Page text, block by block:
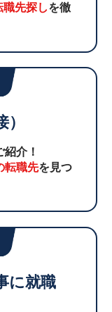
先探しを徹
介！
転職先を見つ
に就職